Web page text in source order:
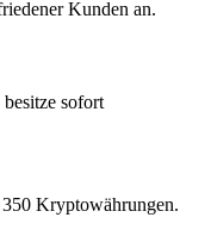
Kunden an.
sofort
Kryptowährungen.